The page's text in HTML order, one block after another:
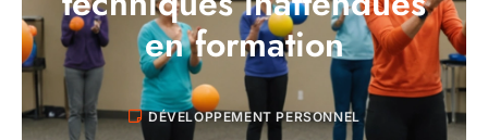
en formation
DÉVELOPPEMENT PERSONNEL